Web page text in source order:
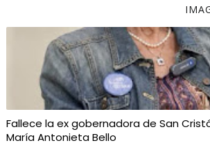
Fallece la ex gobernadora de San
María Antonieta Bello